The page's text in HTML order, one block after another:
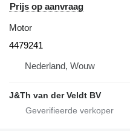
Prijs op aanvraag
Motor
4479241
Nederland, Wouw
J&Th van der Veldt BV